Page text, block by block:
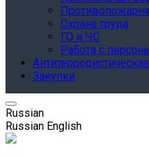
Охрана труда
ГО и ЧС
Работа с
Закупки
Russian
Russian English